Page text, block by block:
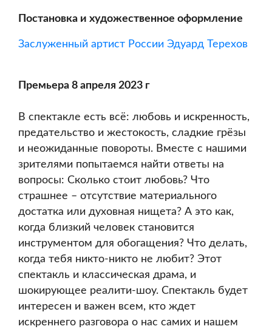
Постановка и художественное оформление
Заслуженный артист России Эдуард Терехов
Премьера 8 апреля 2023 г
В спектакле есть всё: любовь и искренность,
предательство и жестокость, сладкие грёзы
и неожиданные повороты. Вместе с нашими
зрителями попытаемся найти ответы на
вопросы: Сколько стоит любовь? Что
страшнее – отсутствие материального
достатка или духовная нищета? А это как,
когда близкий человек становится
инструментом для обогащения? Что делать,
когда тебя никто-никто не любит? Этот
спектакль и классическая драма, и
шокирующее реалити-шоу. Спектакль будет
интересен и важен всем, кто ждет
искреннего разговора о нас самих и нашем